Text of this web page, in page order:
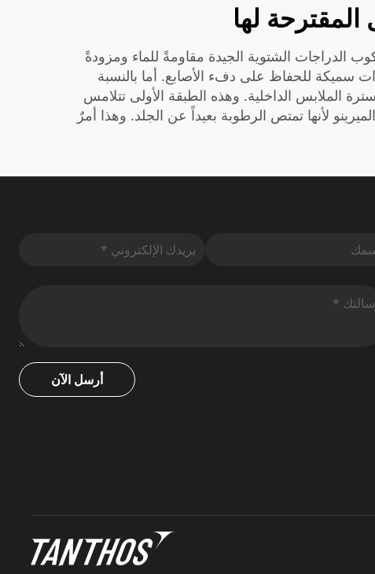
لها
الدراجات الشتوية الجيدة مقاومةً للماء ومزودةً
سميكة للحفاظ على دفء الأصابع. أما بالنسبة
سترة الملابس الداخلية. وهذه الطبقة الأولى تتلامس
لأنها تمتص الرطوبة بعيداً عن الجلد. وهذا أمرٌ
أرسل الآن